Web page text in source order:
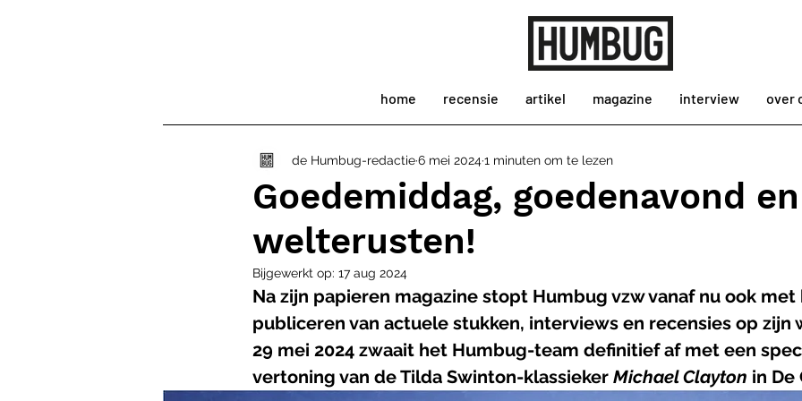
home recensie artikel magazine interview over
Goedemiddag, goedenavond en
welterusten!
de Humbug-redactie6 mei 20241 minuten om te lezen
Bijgewerkt op: 17 aug 2024
Na zijn papieren magazine stopt Humbug vzw vanaf nu ook
publiceren van actuele stukken, interviews en recensies op zijn
29 mei 2024 zwaait het Humbug-team definitief af met een
vertoning van de Tilda Swinton-klassieker Michael Clayton in De